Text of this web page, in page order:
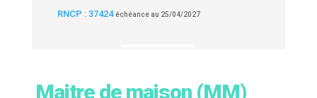
RNCP : 37424 échéance au 25/04/2027
Maitre de maison (MM)